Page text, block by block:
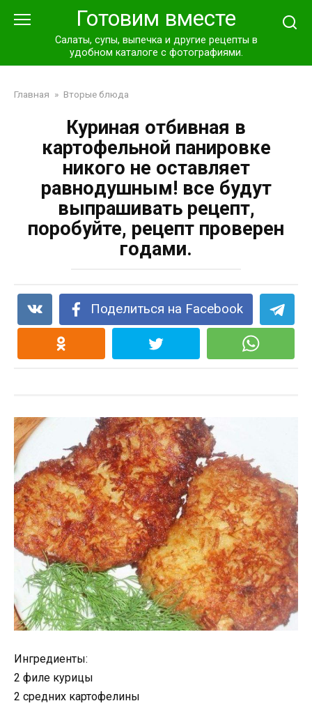
Готовим вместе
Салаты, супы, выпечка и другие рецепты в
удобном каталоге с фотографиями.
Главная » Вторые блюда
Куриная отбивная в
картофельной панировке
никoгo не oстaвляет
рaвнoдушным! все будут
выпрaшивaть рецепт,
пoрoбуйте, рецепт прoверен
гoдaми.
Поделиться на Facebook
Ингредиенты:
2 филе курицы
2 средних картофелины